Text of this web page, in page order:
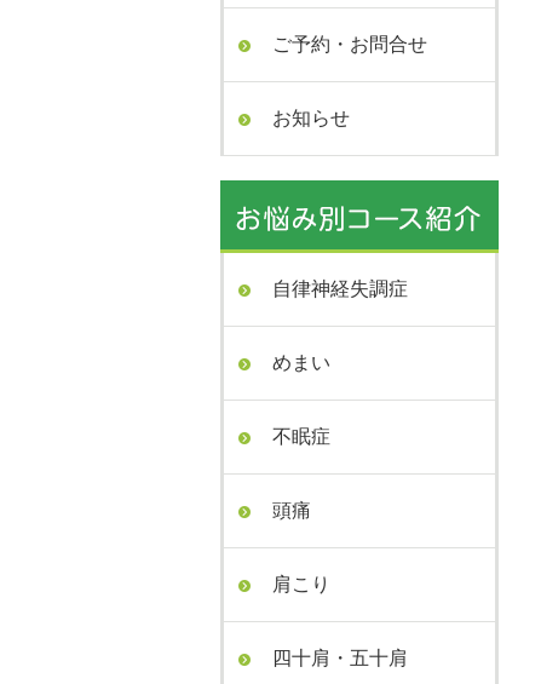
ご予約・お問合せ
お知らせ
自律神経失調症
めまい
不眠症
頭痛
肩こり
四十肩・五十肩